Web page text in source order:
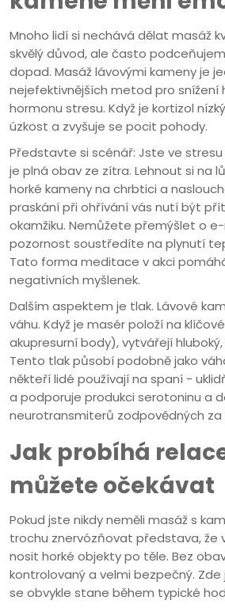
Mnoho lidí si nechává dělat masáž
skvělý důvod, ale často
dopad. Masáž lávovými kameny je
nejefektivnějších metod pro snížení
hormonu stresu. Když je kortizol
úzkost a zvyšuje se pocit pohody.
Představte si scénář: Jste ve stresu
je plná obav ze zítra. Lehnout si na
horké kameny na chrbtici a
praskání při ohřívání vás nutí být
okamžiku. Nemůžete přemýšlet o
pozornost soustředíte na plynutí
Tato forma meditace v akci
negativních myšlenek.
Dalším aspektem je tlak. Lávové
váhu. Když je masér položí na
akupresurní body), vytvářejí
Tento tlak působí podobně jako
někteří lidé používají na spaní -
a podporuje produkci serotoninu a
neurotransmiterů zodpovědných
Jak probíhá
můžete očekávat
Pokud jste nikdy neměli masáž s
trochu znervózňovat představa, že
nosit horké objekty po těle. Bez
kontrolovaný a velmi bezpečný.
se obvykle stane během typické